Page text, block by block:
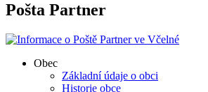
Pošta Partner
Obec
Základní údaje o obci
Historie obce